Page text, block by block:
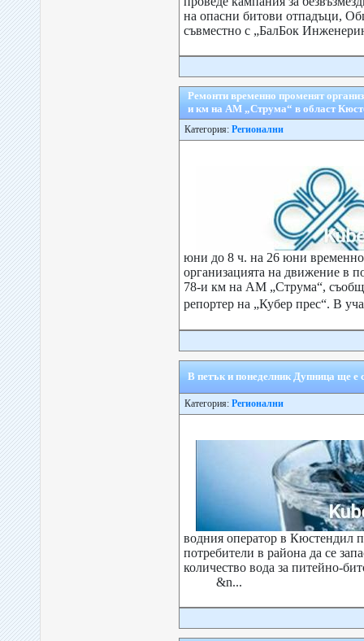
на опасни битови отпадъци,
съвместно с „БалБок
Ремонти временно променят
и км на АМ „Струма“ в област
Категория: Регионални
юни до 8 ч. на 26 юни
организацията на движение в
78-и км на АМ „Струма“,
репортер на „Кубер прес“. В
В петък и понеделник Дупница ще е
Категория: Регионални
водния оператор в Кюстендил
потребители в района да се
количество вода за
&n...